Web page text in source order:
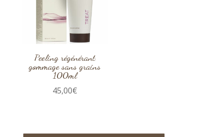
Peeling régénérant
gommage sans grains
100ml
45,00€